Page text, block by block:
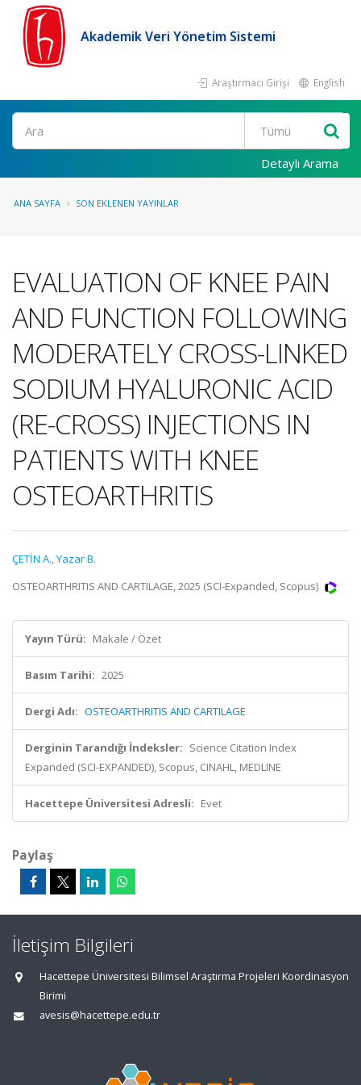
Akademik Veri Yönetim Sistemi
Araştırmacı Girişi English
Ara
Detaylı Arama
ANA SAYFA SON EKLENEN YAYINLAR
EVALUATION OF KNEE PAIN
AND FUNCTION FOLLOWING
MODERATELY CROSS-LINKED
SODIUM HYALURONIC ACID
(RE-CROSS) INJECTIONS IN
PATIENTS WITH KNEE
OSTEOARTHRITIS
ÇETİN A.,Yazar B.
OSTEOARTHRITIS AND CARTILAGE, 2025 (SCI-Expanded, Scopus)
Yayın Türü: Makale / Özet
Basım Tarihi: 2025
Dergi Adı: OSTEOARTHRITIS AND CARTILAGE
Derginin Tarandığı İndeksler: Science Citation Index
Expanded (SCI-EXPANDED), Scopus, CINAHL, MEDLINE
Hacettepe Üniversitesi Adresli: Evet
Paylaş
İletişim Bilgileri
Hacettepe Üniversitesi Bilimsel Araştırma Projeleri Koordinasyon
Birimi
avesis@hacettepe.edu.tr